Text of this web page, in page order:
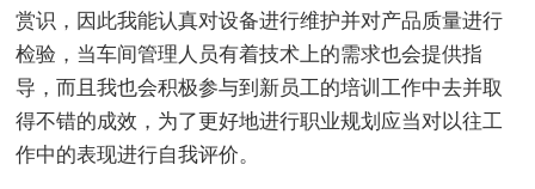
赏识，因此我能认真对设备进行维护并对产品质量进行
检验，当车间管理人员有着技术上的需求也会提供指
导，而且我也会积极参与到新员工的培训工作中去并取
得不错的成效，为了更好地进行职业规划应当对以往工
作中的表现进行自我评价。